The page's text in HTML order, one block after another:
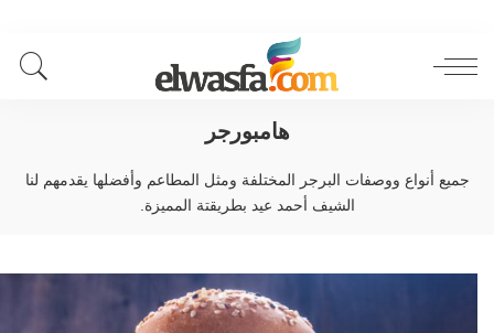
هامبورجر
جميع أنواع ووصفات البرجر المختلفة ومثل المطاعم وأفضلها يقدمهم لنا
الشيف أحمد عيد بطريقتة المميزة.